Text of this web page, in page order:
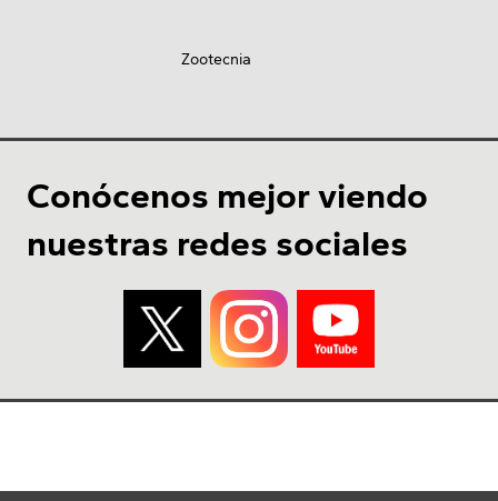
Zootecnia
Conócenos mejor viendo
nuestras redes sociales